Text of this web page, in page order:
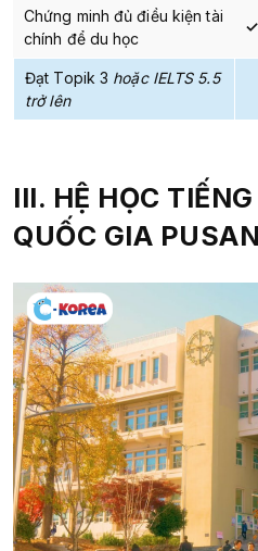
Chứng minh đủ điều kiện tài
chính để du học
✓
Đạt Topik 3 hoặc IELTS 5.5
trở lên
III. HỆ HỌC
QUỐC GIA PUSAN